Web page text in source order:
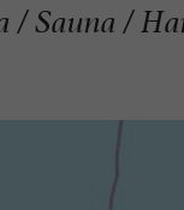
/ Sauna /